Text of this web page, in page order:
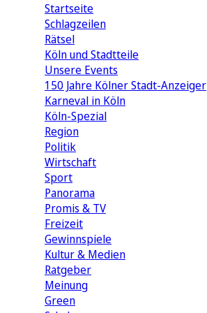
Startseite
Schlagzeilen
Rätsel
Köln und Stadtteile
Unsere Events
150 Jahre Kölner Stadt-Anzeiger
Karneval in Köln
Köln-Spezial
Region
Politik
Wirtschaft
Sport
Panorama
Promis & TV
Freizeit
Gewinnspiele
Kultur & Medien
Ratgeber
Meinung
Green